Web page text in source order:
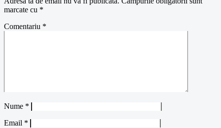
marcate cu *
Comentariu *
Nume *
Email *